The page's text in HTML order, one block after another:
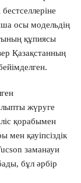
осы модельдің
құпиясы
Қазақстанның
жүруге
қорабымен
мен қауіпсіздік
заманауи
бұл әрбір